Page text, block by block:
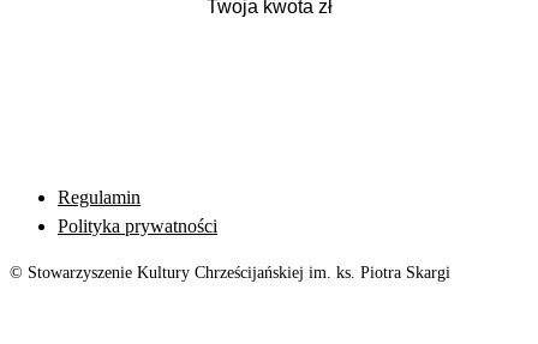
Regulamin
Polityka prywatności
© Stowarzyszenie Kultury Chrześcijańskiej im. ks. Piotra Skargi